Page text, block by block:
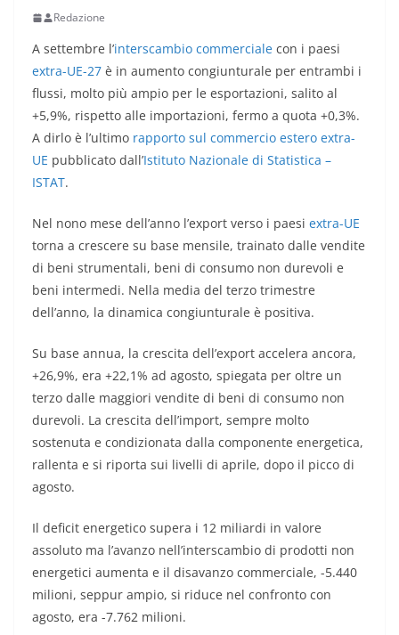
Redazione
A settembre l’interscambio commerciale con i paesi
extra-UE-27 è in aumento congiunturale per entrambi i
flussi, molto più ampio per le esportazioni, salito al
+5,9%, rispetto alle importazioni, fermo a quota +0,3%.
A dirlo è l’ultimo rapporto sul commercio estero extra-
UE pubblicato dall’Istituto Nazionale di Statistica –
ISTAT.
Nel nono mese dell’anno l’export verso i paesi extra-UE
torna a crescere su base mensile, trainato dalle vendite
di beni strumentali, beni di consumo non durevoli e
beni intermedi. Nella media del terzo trimestre
dell’anno, la dinamica congiunturale è positiva.
Su base annua, la crescita dell’export accelera ancora,
+26,9%, era +22,1% ad agosto, spiegata per oltre un
terzo dalle maggiori vendite di beni di consumo non
durevoli. La crescita dell’import, sempre molto
sostenuta e condizionata dalla componente energetica,
rallenta e si riporta sui livelli di aprile, dopo il picco di
agosto.
Il deficit energetico supera i 12 miliardi in valore
assoluto ma l’avanzo nell’interscambio di prodotti non
energetici aumenta e il disavanzo commerciale, -5.440
milioni, seppur ampio, si riduce nel confronto con
agosto, era -7.762 milioni.